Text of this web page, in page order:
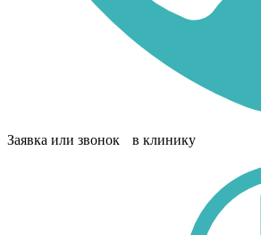
Заявка или звонок в клинику